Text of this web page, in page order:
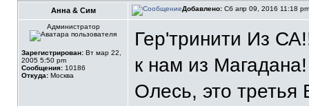
Анна & Сим Добавлено: Сб апр 09, 2016 11:18
Администратор
Зарегистрирован: Вт мар 22,
2005 5:50 pm
Сообщения: 10186
Откуда: Москва
Гер'тринити Из
к нам из
Олесь, это